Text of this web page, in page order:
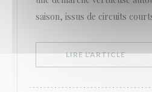
saison, issus de circuits
LIRE L'ARTICLE